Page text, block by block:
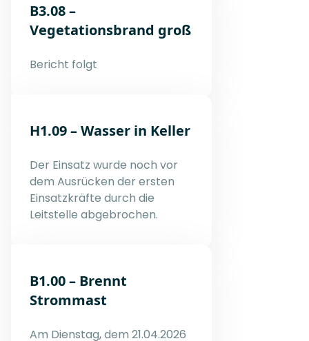
B3.08 –
Vegetationsbrand groß
Bericht folgt
H1.09 – Wasser in Keller
Der Einsatz wurde noch vor
dem Ausrücken der ersten
Einsatzkräfte durch die
Leitstelle abgebrochen.
B1.00 – Brennt
Strommast
Am Dienstag, dem 21.04.2026